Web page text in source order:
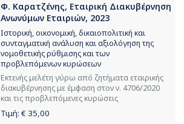
Φ. Καρατζένης, Εταιρική Διακυβέρνηση
Ανωνύμων Εταιριών, 2023
Ιστορική, οικονομική, δικαιοπολιτική και
συνταγματική ανάλυση και αξιολόγηση της
νομοθετικής ρύθμισης και των
προβλεπόμενων κυρώσεων
Εκτενής μελέτη γύρω από ζητήματα εταιρικής
διακυβέρνησης με έμφαση στον ν. 4706/2020
και τις προβλεπόμενες κυρώσεις
Τιμή: € 35,00